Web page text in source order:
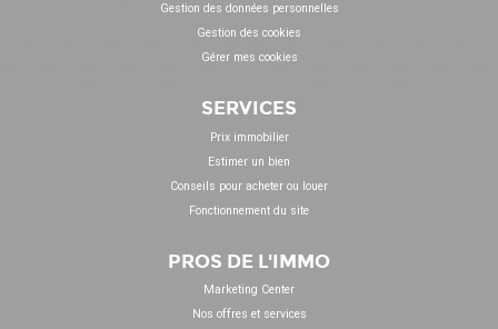
Gestion des données personnelles
Gestion des cookies
Gérer mes cookies
SERVICES
Prix immobilier
Estimer un bien
Conseils pour acheter ou louer
Fonctionnement du site
PROS DE L'IMMO
Marketing Center
Nos offres et services